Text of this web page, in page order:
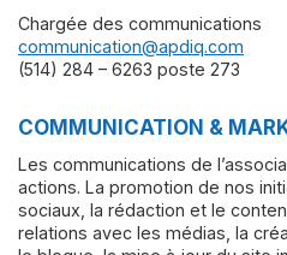
Chargée des communications
communication@apdiq.com
(514) 284 – 6263 poste 273
COMMUNICATION &
Les communications de
actions. La promotion de nos
sociaux, la rédaction et le
relations avec les médias, la